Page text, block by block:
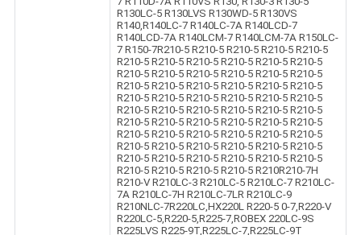
R130LC-5 R130LVS R130WD-5 R130VS
R140,R140LC-7 R140LC-7A R140LCD-7
R140LCD-7A R140LCM-7 R140LCM-7A R150LC-
7 R150-7R210-5 R210-5 R210-5 R210-5 R210-5
R210-5 R210-5 R210-5 R210-5 R210-5 R210-5
R210-5 R210-5 R210-5 R210-5 R210-5 R210-5
R210-5 R210-5 R210-5 R210-5 R210-5 R210-5
R210-5 R210-5 R210-5 R210-5 R210-5 R210-5
R210-5 R210-5 R210-5 R210-5 R210-5 R210-5
R210-5 R210-5 R210-5 R210-5 R210-5 R210-5
R210-5 R210-5 R210-5 R210-5 R210-5 R210-5
R210-5 R210-5 R210-5 R210-5 R210-5 R210-5
R210-5 R210-5 R210-5 R210-5 R210-5 R210-5
R210-5 R210-5 R210-5 R210-5 R210R210-7H
R210-V R210LC-3 R210LC-5 R210LC-7 R210LC-
7A R210LC-7H R210LC-7LR R210LC-9
R210NLC-7R220LC,HX220L R220-5 0-7,R220-V
R220LC-5,R220-5,R225-7,ROBEX 220LC-9S
R225LVS R225-9T,R225LC-7,R225LC-9T